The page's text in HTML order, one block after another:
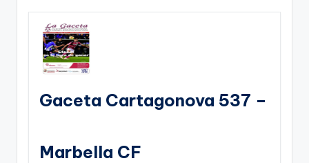
Gaceta Cartagonova 537 –
Marbella CF